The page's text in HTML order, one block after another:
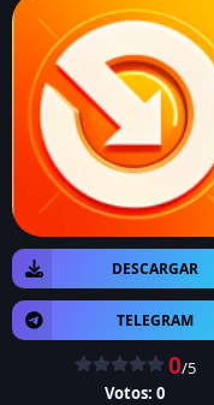
DESCARGAR
TELEGRAM
0/5
Votos: 0